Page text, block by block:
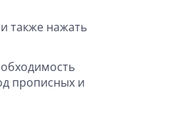
также нажать
прописных и